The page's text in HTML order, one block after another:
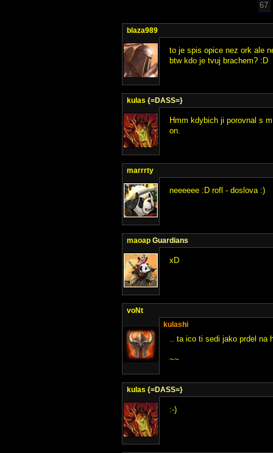
67
blaza989
to je spis opice nez ork ale
btw kdo je tvuj brachem? :D
kulas {=DASS=}
Hmm kdybich ji porovnal s
on.
marrrty
neeeeee :D rofl - doslova :)
maoap Guardians
xD
voNt
kulashi
.. ta ico ti sedi jako prdel na
~~
kulas {=DASS=}
:-)